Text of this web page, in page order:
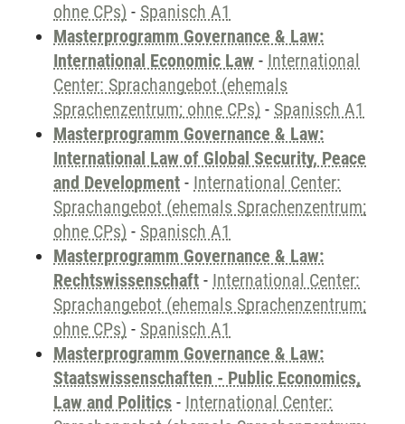
ohne CPs) - Spanisch A1
Masterprogramm Governance & Law:
International Economic Law - International
Center: Sprachangebot (ehemals
Sprachenzentrum; ohne CPs) - Spanisch A1
Masterprogramm Governance & Law:
International Law of Global Security, Peace
and Development - International Center:
Sprachangebot (ehemals Sprachenzentrum;
ohne CPs) - Spanisch A1
Masterprogramm Governance & Law:
Rechtswissenschaft - International Center:
Sprachangebot (ehemals Sprachenzentrum;
ohne CPs) - Spanisch A1
Masterprogramm Governance & Law:
Staatswissenschaften - Public Economics,
Law and Politics - International Center: